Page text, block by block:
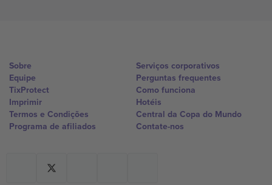
Sobre
Equipe
TixProtect
Imprimir
Termos e Condições
Programa de afiliados
Serviços corporativos
Perguntas frequentes
Como funciona
Hotéis
Central da Copa do Mundo
Contate-nos